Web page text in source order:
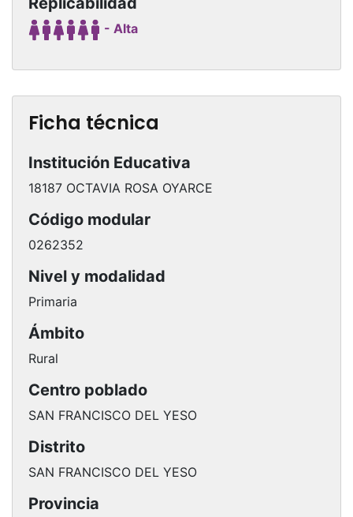
- Alta
Ficha técnica
Institución Educativa
18187 OCTAVIA ROSA OYARCE
Código modular
0262352
Nivel y modalidad
Primaria
Ámbito
Rural
Centro poblado
SAN FRANCISCO DEL YESO
Distrito
SAN FRANCISCO DEL YESO
Provincia